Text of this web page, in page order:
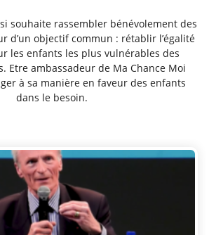
souhaite rassembler bénévolement des
d’un objectif commun : rétablir l’égalité
les enfants les plus vulnérables des
Etre ambassadeur de Ma Chance Moi
à sa manière en faveur des enfants
dans le besoin.